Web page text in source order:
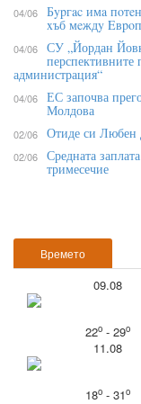
Времето
09.08
22o- 29o
11.08
18o- 31o
04/06 Бypгac имa
xъб мeждy
04/06 СУ „Йордан
перспективните
администрация“
04/06 ЕС започва
Молдова
02/06 Отиде си Любен
02/06 Средната
тримесечие